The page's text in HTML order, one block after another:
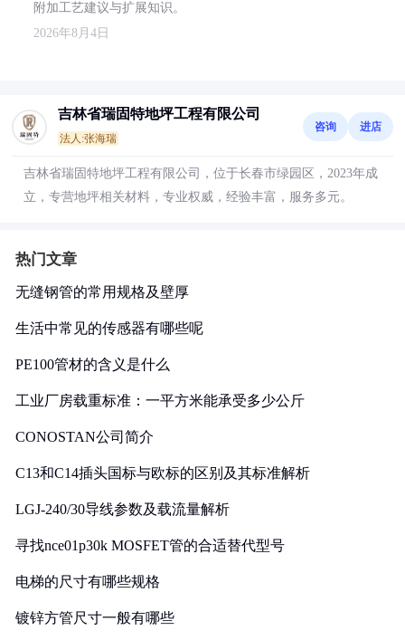
附加工艺建议与扩展知识。
2026年8月4日
吉林省瑞固特地坪工程有限公司
法人:张海瑞
咨询 进店
吉林省瑞固特地坪工程有限公司，位于长春市绿园区，2023年成
立，专营地坪相关材料，专业权威，经验丰富，服务多元。
热门文章
无缝钢管的常用规格及壁厚
生活中常见的传感器有哪些呢
PE100管材的含义是什么
工业厂房载重标准：一平方米能承受多少公斤
CONOSTAN公司简介
C13和C14插头国标与欧标的区别及其标准解析
LGJ-240/30导线参数及载流量解析
寻找nce01p30k MOSFET管的合适替代型号
电梯的尺寸有哪些规格
镀锌方管尺寸一般有哪些